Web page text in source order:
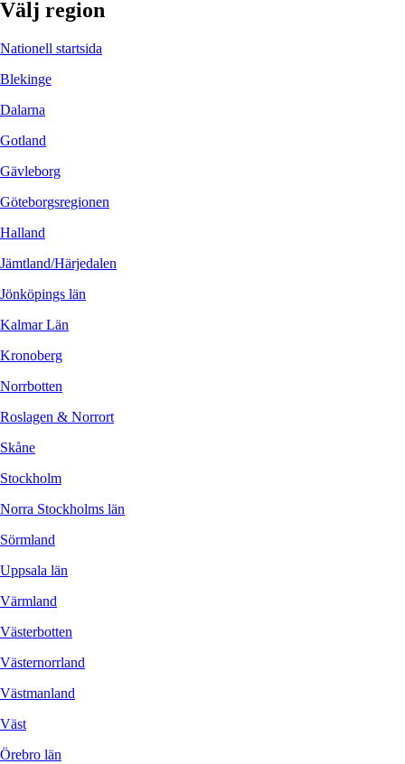
Välj region
Nationell startsida
Blekinge
Dalarna
Gotland
Gävleborg
Göteborgsregionen
Halland
Jämtland/Härjedalen
Jönköpings län
Kalmar Län
Kronoberg
Norrbotten
Roslagen & Norrort
Skåne
Stockholm
Norra Stockholms län
Sörmland
Uppsala län
Värmland
Västerbotten
Västernorrland
Västmanland
Väst
Örebro län